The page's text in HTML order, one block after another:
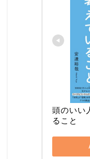
頭のいい
ること